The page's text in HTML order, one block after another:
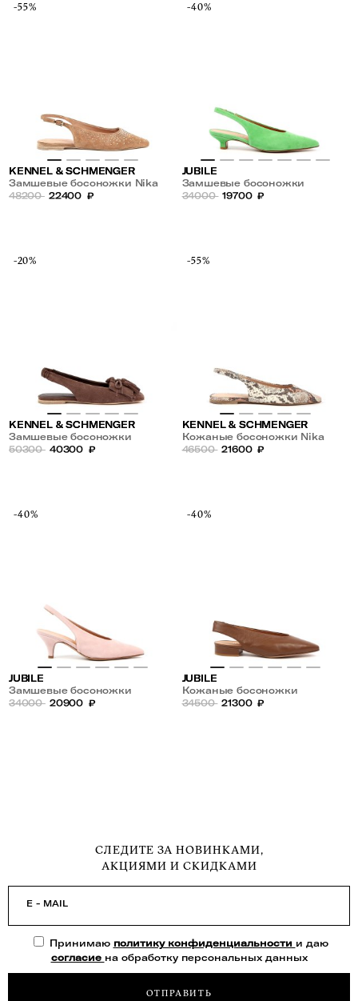
-55%
KENNEL & SCHMENGER
Замшевые босоножки Nika
48200 22400 ₽
-40%
JUBILE
Замшевые босоножки
34000 19700 ₽
-20%
KENNEL & SCHMENGER
Замшевые босоножки
50300 40300 ₽
-55%
KENNEL & SCHMENGER
Кожаные босоножки Nika
46500 21600 ₽
-40%
JUBILE
Замшевые босоножки
34000 20900 ₽
-40%
JUBILE
Кожаные босоножки
34500 21300 ₽
СЛЕДИТЕ ЗА НОВИНКАМИ,
АКЦИЯМИ И СКИДКАМИ
E - MAIL
Принимаю политику конфиденциальности и даю
согласие на обработку персональных данных
ОТПРАВИТЬ